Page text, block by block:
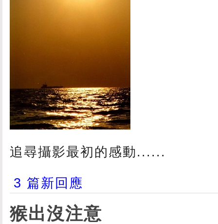
追尋攝影最初的感動......
3 篇新回應
猴出沒注意